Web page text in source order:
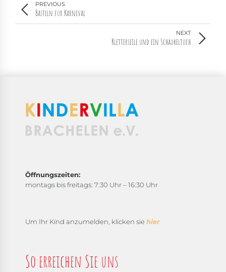
PREVIOUS
Basteln für Karneval
NEXT
Kletterseile und ein Schaukeltuch
Öffnungszeiten:
montags bis freitags: 7:30 Uhr – 16:30 Uhr
Um Ihr Kind anzumelden, klicken sie hier
So erreichen Sie uns